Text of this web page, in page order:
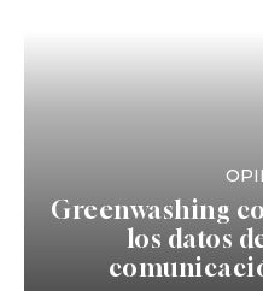
Greenwashing
los datos